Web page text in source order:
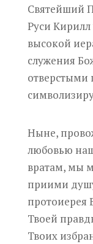
Святейший
Руси Кирилл
высокой
служения
отверстыми
Ныне,
любовью
вратам, мы
приими
протоиерея
Твоей
Твоих